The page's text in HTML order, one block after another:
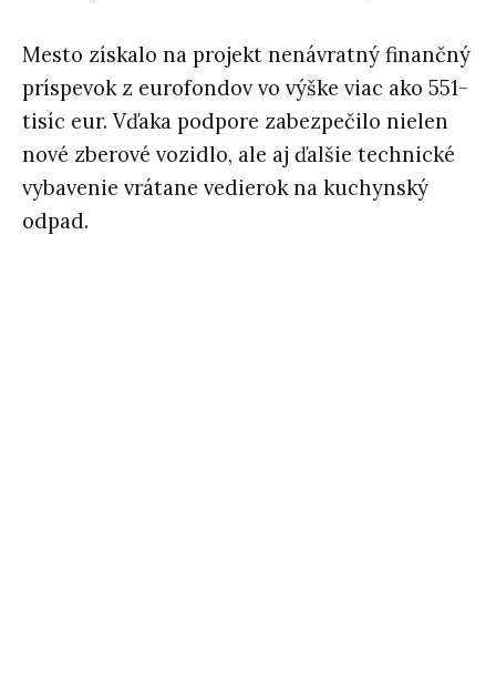
Mesto získalo na projekt nenávratný finančný
príspevok z eurofondov vo výške viac ako 551-
tisíc eur. Vďaka podpore zabezpečilo nielen
nové zberové vozidlo, ale aj ďalšie technické
vybavenie vrátane vedierok na kuchynský
odpad.